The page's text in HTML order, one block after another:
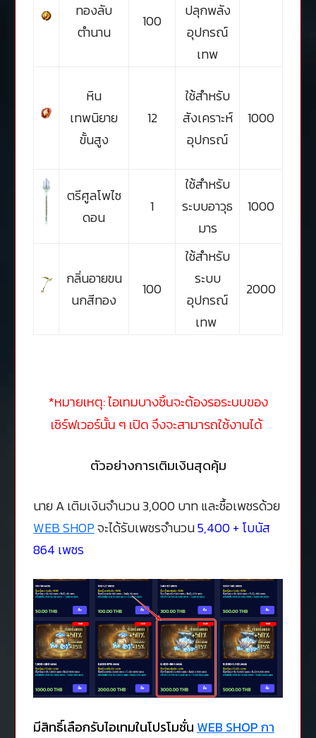
ทองลับ
ตำนาน
100
ปลุกพลัง
อุปกรณ์
เทพ
หิน
เทพนิยาย
ขั้นสูง
12
ใช้สำหรับ
สังเคราะห์
อุปกรณ์
1000
ตรีศูลโพไซ
ดอน
1
ใช้สำหรับ
ระบบอาวุธ
มาร
1000
กลิ่นอายขน
นกสีทอง
100
ใช้สำหรับ
ระบบ
อุปกรณ์
เทพ
2000
*หมายเหตุ: ไอเทมบางชิ้นจะต้องรอระบบของ
เซิร์ฟเวอร์นั้น ๆ เปิด จึงจะสามารถใช้งานได้
ตัวอย่างการเติมเงินสุดคุ้ม
นาย A เติมเงินจำนวน 3,000 บาท และซื้อเพชรด้วย
WEB SHOPจะได้รับเพชรจำนวน5,400 + โบนัส
864 เพชร
มีสิทธิ์เลือกรับไอเทมในโปรโมชั่นWEB SHOP กา